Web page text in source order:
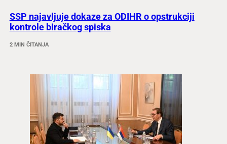
SSP najavljuje dokaze za ODIHR o opstrukciji
kontrole biračkog spiska
2 MIN ČITANJA